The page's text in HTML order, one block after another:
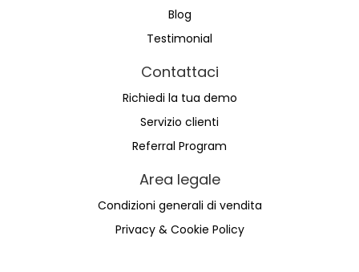
Blog
Testimonial
Contattaci
Richiedi la tua demo
Servizio clienti
Referral Program
Area legale
Condizioni generali di vendita
Privacy & Cookie Policy